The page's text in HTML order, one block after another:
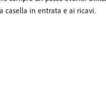
casella in entrata e ai ricavi.